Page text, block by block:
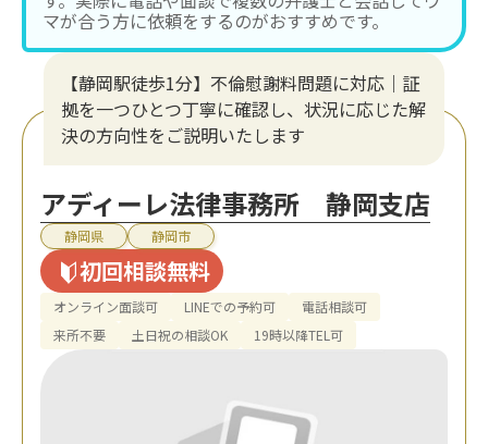
マが合う方に依頼をするのがおすすめです。
【静岡駅徒歩1分】不倫慰謝料問題に対応｜証
拠を一つひとつ丁寧に確認し、状況に応じた解
決の方向性をご説明いたします
アディーレ法律事務所 静岡支店
静岡県 静岡市
初回相談無料
オンライン面談可 LINEでの予約可
電話相談可
来所不要
土日祝の相談OK 19時以降TEL可